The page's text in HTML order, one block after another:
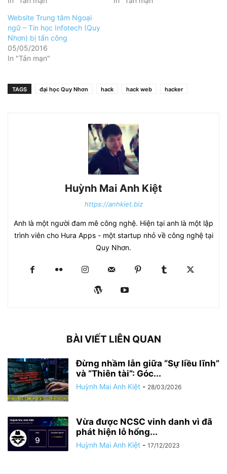
Website Trung tâm Ngoại
ngữ – Tin học Infotech (Quy
Nhơn) bị tấn công
05/05/2016
In "Tản mạn"
TAGS đại học Quy Nhơn hack hack web hacker
Huỳnh Mai Anh Kiệt
https://anhkiet.biz
Anh là một người đam mê công nghệ. Hiện tại anh là một lập
trình viên cho Hura Apps - một startup nhỏ về công nghệ tại
Quy Nhơn.
BÀI VIẾT LIÊN QUAN
Đừng nhầm lẫn giữa “Sự liều lĩnh”
và “Thiên tài”: Góc...
Huỳnh Mai Anh Kiệt - 28/03/2026
Vừa được NCSC vinh danh vì đã
phát hiện lỗ hổng...
Huỳnh Mai Anh Kiệt - 17/12/2023